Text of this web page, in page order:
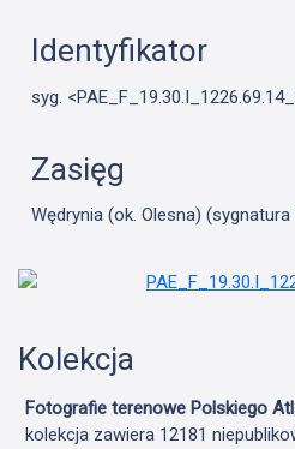
Identyfikator
syg.
Zasięg
Wędrynia (ok. Olesna) (sygnatura
Kolekcja
Fotografie terenowe Polskiego
kolekcja zawiera 12181